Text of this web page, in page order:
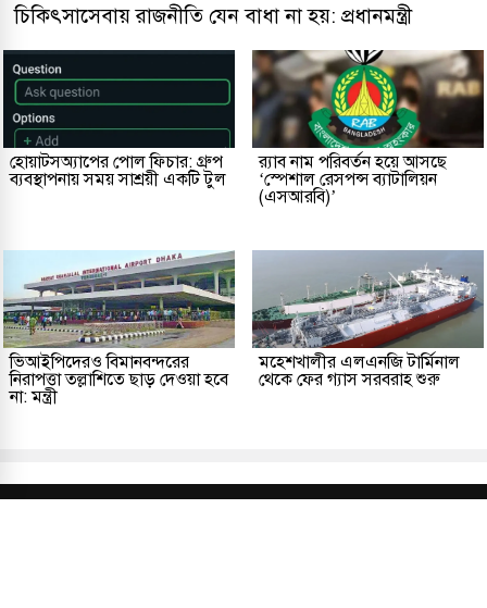
চিকিৎসাসেবায় রাজনীতি যেন বাধা না হয়: প্রধানমন্ত্রী
হোয়াটসঅ্যাপের পোল ফিচার: গ্রুপ
ব্যবস্থাপনায় সময় সাশ্রয়ী একটি টুল
র‌্যাব নাম পরিবর্তন হয়ে আসছে
‘স্পেশাল রেসপন্স ব্যাটালিয়ন
(এসআরবি)’
ভিআইপিদেরও বিমানবন্দরের
নিরাপত্তা তল্লাশিতে ছাড় দেওয়া হবে
না: মন্ত্রী
মহেশখালীর এলএনজি টার্মিনাল
থেকে ফের গ্যাস সরবরাহ শুরু